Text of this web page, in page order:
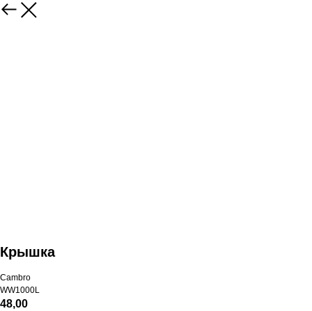
Крышка
Cambro
WW1000L
48,00